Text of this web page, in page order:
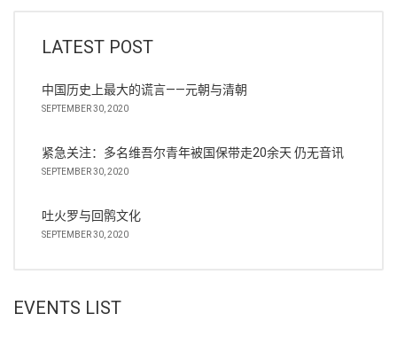
LATEST POST
中国历史上最大的谎言——元朝与清朝
SEPTEMBER 30, 2020
紧急关注：多名维吾尔青年被国保带走20余天 仍无音讯
SEPTEMBER 30, 2020
吐火罗与回鹘文化
SEPTEMBER 30, 2020
EVENTS LIST